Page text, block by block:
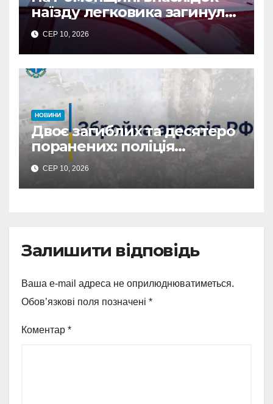
наїзду легковика загинула
літня жінка: водія
затримано
СЕР 10, 2026
НОВИНИ
Двоє загиблих та десятеро
поранених: поліція
Сумщини документує
наслідки масованих
ворожих обстрілів
СЕР 10, 2026
Залишити відповідь
Ваша e-mail адреса не оприлюднюватиметься.
Обов’язкові поля позначені *
Коментар *